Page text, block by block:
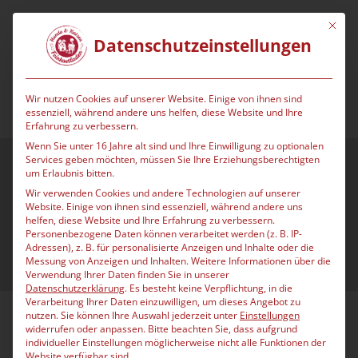
Ratgeber
Eigenmarke Nestos
Mit
Datenschutzeinstellungen
Wir nutzen Cookies auf unserer Website. Einige von ihnen sind
essenziell, während andere uns helfen, diese Website und Ihre
Erfahrung zu verbessern.
Wenn Sie unter 16 Jahre alt sind und Ihre Einwilligung zu optionalen
Services geben möchten, müssen Sie Ihre Erziehungsberechtigten
um Erlaubnis bitten.
Wir verwenden Cookies und andere Technologien auf unserer
Website. Einige von ihnen sind essenziell, während andere uns
helfen, diese Website und Ihre Erfahrung zu verbessern.
Personenbezogene Daten können verarbeitet werden (z. B. IP-
Adressen), z. B. für personalisierte Anzeigen und Inhalte oder die
Messung von Anzeigen und Inhalten.Weitere Informationen über die
Verwendung Ihrer Daten finden Sie in unserer
Datenschutzerklärung. Es besteht keine Verpflichtung, in die
Verarbeitung Ihrer Daten einzuwilligen, um dieses Angebot zu
nutzen.Sie können Ihre Auswahl jederzeit unter Einstellungen
widerrufen oder anpassen. Bitte beachten Sie, dass aufgrund
individueller Einstellungen möglicherweise nicht alle Funktionen der